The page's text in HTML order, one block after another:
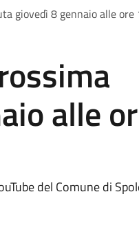
giovedì 8 gennaio alle ore
alle
del Comune di